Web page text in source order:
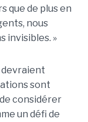
que de plus en
nous
invisibles. »
devraient
sont
considérer
un défi de